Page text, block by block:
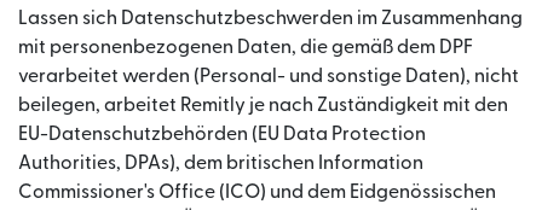
Lassen sich Datenschutzbeschwerden im Zusammenhang
mit personenbezogenen Daten, die gemäß dem DPF
verarbeitet werden (Personal- und sonstige Daten), nicht
beilegen, arbeitet Remitly je nach Zuständigkeit mit den
EU-Datenschutzbehörden (EU Data Protection
Authorities, DPAs), dem britischen Information
Commissioner's Office (ICO) und dem Eidgenössischen